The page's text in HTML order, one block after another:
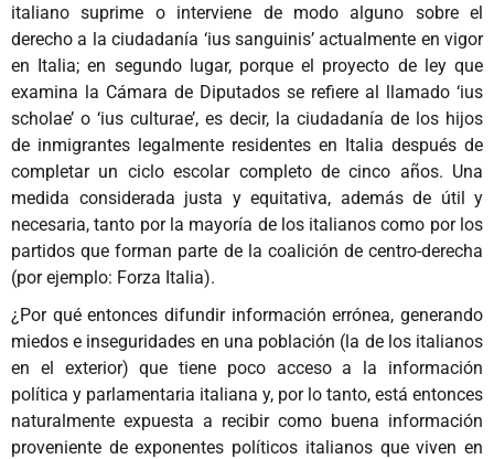
italiano suprime o interviene de modo alguno sobre el
derecho a la ciudadanía ‘ius sanguinis’ actualmente en vigor
en Italia; en segundo lugar, porque el proyecto de ley que
examina la Cámara de Diputados se refiere al llamado ‘ius
scholae’ o ‘ius culturae’, es decir, la ciudadanía de los hijos
de inmigrantes legalmente residentes en Italia después de
completar un ciclo escolar completo de cinco años. Una
medida considerada justa y equitativa, además de útil y
necesaria, tanto por la mayoría de los italianos como por los
partidos que forman parte de la coalición de centro-derecha
(por ejemplo: Forza Italia).
¿Por qué entonces difundir información errónea, generando
miedos e inseguridades en una población (la de los italianos
en el exterior) que tiene poco acceso a la información
política y parlamentaria italiana y, por lo tanto, está entonces
naturalmente expuesta a recibir como buena información
proveniente de exponentes políticos italianos que viven en